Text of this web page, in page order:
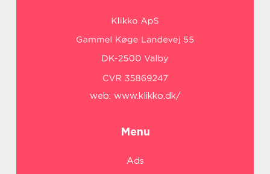
web: www.klikko.dk/
Menu
Ads